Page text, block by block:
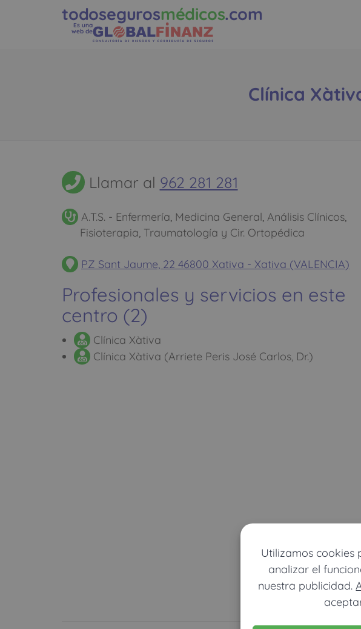
Utilizamos cookies
analizar el
nuestra publicidad.
todosegurosmédicos.com
Es una
web de
Clínica
Llamar al 962 281 281
A.T.S. - Enfermería, Medicina General, Análisis Clínicos,
Fisioterapia, Traumatología y Cir. Ortopédica
PZ Sant Jaume, 22 46800 Xativa - Xativa (VALENCIA)
Profesionales y servicios en este
centro (2)
Clínica Xàtiva
Clínica Xàtiva (Arriete Peris José Carlos, Dr.)
Ver mapa